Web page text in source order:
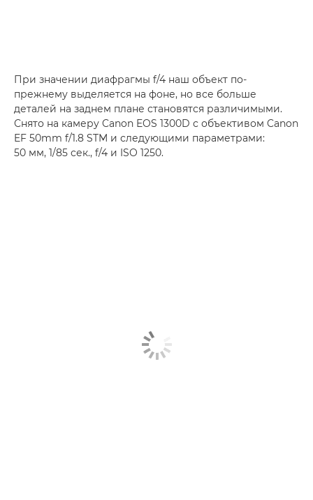
При значении диафрагмы f/4 наш объект по-
прежнему выделяется на фоне, но все больше
деталей на заднем плане становятся различимыми.
Снято на камеру Canon EOS 1300D с объективом Canon
EF 50mm f/1.8 STM и следующими параметрами:
50 мм, 1/85 сек., f/4 и ISO 1250.